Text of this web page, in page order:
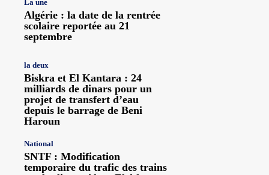
La une
Algérie : la date de la rentrée
scolaire reportée au 21
septembre
la deux
Biskra et El Kantara : 24
milliards de dinars pour un
projet de transfert d’eau
depuis le barrage de Beni
Haroun
National
SNTF : Modification
temporaire du trafic des trains